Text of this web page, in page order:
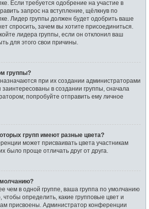
Если требуется одобрение на участие в
запрос на вступление, щёлкнув по
Лидер группы должен будет одобрить ваше
спросить, зачем вы хотите присоединиться.
лидера группы, если он отклонил ваш
для этого свои причины.
группы?
при их создании администраторами
в создании группы, сначала
попробуйте отправить ему личное
групп имеют разные цвета?
может присваивать цвета участникам
было проще отличать друг от друга.
чем в одной группе, ваша группа по умолчанию
чтобы определить, какие групповые цвет и
присвоены. Администратор конференции